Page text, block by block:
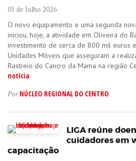
01 de Julho 2026
O novo equipamento e uma segunda
iniciou, hoje, a atividade em Oliveira do
investimento de cerca de 800 mil euros
Unidades Móveis que asseguram a
Rastreio do Cancro da Mama na região
notícia
PorNÚCLEO REGIONAL DO CENTRO
LIGA reúne
cuidadores em
capacitação